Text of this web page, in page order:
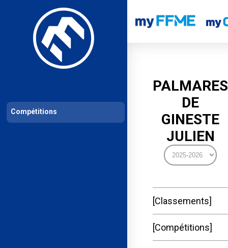
Les compétitions Calendrier de compétitions Classements
PALMARES
DE
GINESTE
JULIEN
Classements
Compétitions
Compétitions